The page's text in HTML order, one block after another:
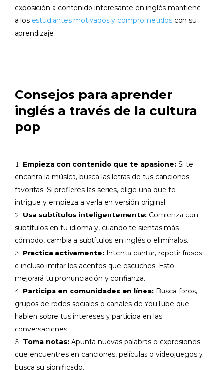
exposición a contenido interesante en inglés mantiene
a los estudiantes motivados y comprometidos con su
aprendizaje.
Consejos para aprender
inglés a través de la cultura
pop
Empieza con contenido que te apasione: Si te
encanta la música, busca las letras de tus canciones
favoritas. Si prefieres las series, elige una que te
intrigue y empieza a verla en versión original.
Usa subtítulos inteligentemente: Comienza con
subtítulos en tu idioma y, cuando te sientas más
cómodo, cambia a subtítulos en inglés o elimínalos.
Practica activamente: Intenta cantar, repetir frases
o incluso imitar los acentos que escuches. Esto
mejorará tu pronunciación y confianza.
Participa en comunidades en línea: Busca foros,
grupos de redes sociales o canales de YouTube que
hablen sobre tus intereses y participa en las
conversaciones.
Toma notas: Apunta nuevas palabras o expresiones
que encuentres en canciones, películas o videojuegos y
busca su significado.